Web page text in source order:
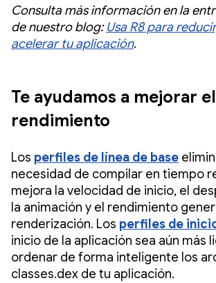
Consulta más información en la
de nuestro blog:Usa R8 para
acelerar tu aplicación.
Te ayudamos a mejorar el
rendimiento
Los perfiles de línea de base
necesidad de compilar en tiempo
mejora la velocidad de inicio, el
la animación y el rendimiento
renderización. Los perfiles de
inicio de la aplicación sea aún más
ordenar de forma inteligente los
classes.dex de tu aplicación.